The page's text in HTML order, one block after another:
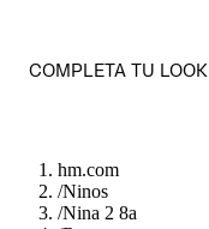
COMPLETA TU LOOK
hm.com
/Ninos
/Nina 2 8a